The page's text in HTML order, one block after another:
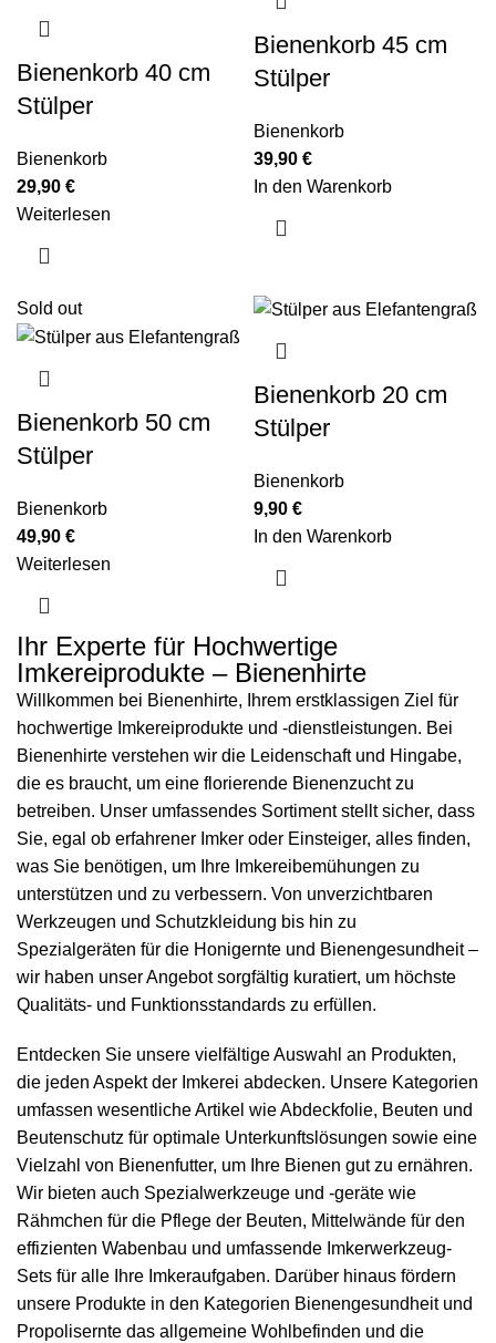
Bienenkorb 40 cm
Stülper
Bienenkorb
29,90 €
Weiterlesen
Bienenkorb 45 cm
Stülper
Bienenkorb
39,90 €
In den Warenkorb
Sold out
Bienenkorb 50 cm
Stülper
Bienenkorb
49,90 €
Weiterlesen
Bienenkorb 20 cm
Stülper
Bienenkorb
9,90 €
In den Warenkorb
Ihr Experte für Hochwertige
Imkereiprodukte – Bienenhirte
Willkommen bei Bienenhirte, Ihrem erstklassigen Ziel für
hochwertige Imkereiprodukte und -dienstleistungen. Bei
Bienenhirte verstehen wir die Leidenschaft und Hingabe,
die es braucht, um eine florierende Bienenzucht zu
betreiben. Unser umfassendes Sortiment stellt sicher, dass
Sie, egal ob erfahrener Imker oder Einsteiger, alles finden,
was Sie benötigen, um Ihre Imkereibemühungen zu
unterstützen und zu verbessern. Von unverzichtbaren
Werkzeugen und Schutzkleidung bis hin zu
Spezialgeräten für die Honigernte und Bienengesundheit –
wir haben unser Angebot sorgfältig kuratiert, um höchste
Qualitäts- und Funktionsstandards zu erfüllen.
Entdecken Sie unsere vielfältige Auswahl an Produkten,
die jeden Aspekt der Imkerei abdecken. Unsere Kategorien
umfassen wesentliche Artikel wieAbdeckfolie, Beuten und
Beutenschutz für optimale Unterkunftslösungen sowie eine
Vielzahl von Bienenfutter, um Ihre Bienen gut zu ernähren.
Wir bieten auch Spezialwerkzeuge und -geräte wie
Rähmchen für die Pflege der Beuten, Mittelwände für den
effizienten Wabenbau und umfassende Imkerwerkzeug-
Sets für alle Ihre Imkeraufgaben. Darüber hinaus fördern
unsere Produkte in den Kategorien Bienengesundheitund
Propolisernte das allgemeine Wohlbefinden und die